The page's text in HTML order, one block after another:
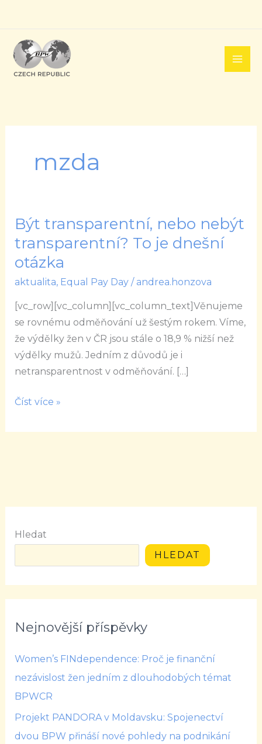
obsah
mzda
Být transparentní, nebo nebýt
transparentní? To je dnešní
otázka
aktualita, Equal Pay Day/ andrea.honzova
[vc_row][vc_column][vc_column_text]Věnujeme
se rovnému odměňování už šestým rokem. Víme,
že výdělky žen v ČR jsou stále o 18,9 % nižší než
výdělky mužů. Jedním z důvodů je i
netransparentnost v odměňování. […]
Být
transparentní,
nebo
nebýt
transparentní?
To
je
dnešní
otázka
Číst více »
Hledat
HLEDAT
Nejnovější příspěvky
Women’s FINdependence: Proč je finanční
nezávislost žen jedním z dlouhodobých témat
BPWCR
Projekt PANDORA v Moldavsku: Spojenectví
dvou BPW přináší nové pohledy na podnikání